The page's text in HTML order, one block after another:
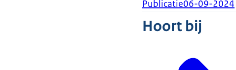
Publicatie06-09-2024
Hoort bij